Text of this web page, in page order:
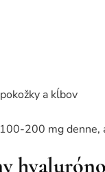
a kĺbov
200 mg